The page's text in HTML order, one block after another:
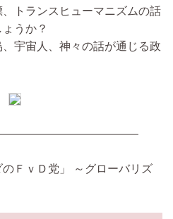
トランスヒューマニズムの話
うか？
宇宙人、神々の話が通じる政
ＦｖＤ党」 ～グローバリズ